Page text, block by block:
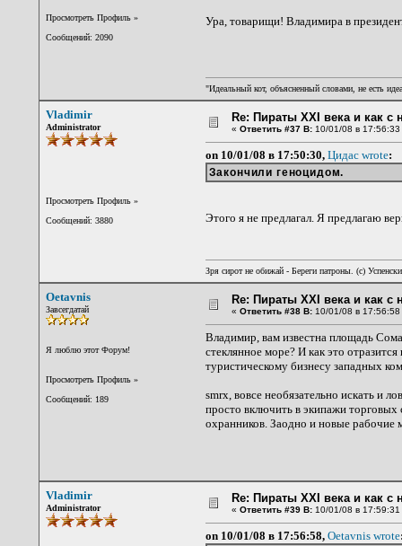
Просмотреть Профиль»
Сообщений: 2090
Ура, товарищи! Владимира в
"Идеальный кот, объясненный словами, не есть
Vladimir
Administrator
Просмотреть Профиль»
Сообщений: 3880
Re: Пираты XXI века и как с
« Ответить #37 В:10/01/08 в 17:56:33
on 10/01/08 в 17:50:30, Цидас wrote:
Закончили геноцидом.
Этого я не предлагал. Я предлагаю
Зря сирот не обижай - Береги патроны. (c)
Oetavnis
Завсегдатай
Я люблю этот Форум!
Просмотреть Профиль»
Сообщений: 189
Re: Пираты XXI века и как с
« Ответить #38 В:10/01/08 в 17:56:58
Владимир, вам известна площадь
стеклянное море? И как это
туристическому бизнесу западных
smrx, вовсе необязательно искать и
просто включить в экипажи
охранников. Заодно и новые рабочие
Vladimir
Administrator
Re: Пираты XXI века и как с
« Ответить #39 В:10/01/08 в 17:59:31
on 10/01/08 в 17:56:58, Oetavnis wrote